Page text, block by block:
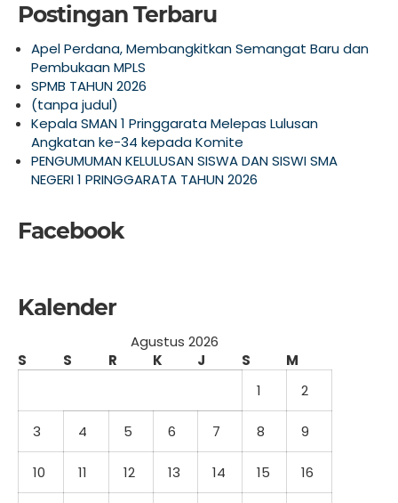
Postingan Terbaru
Apel Perdana, Membangkitkan Semangat Baru dan
Pembukaan MPLS
SPMB TAHUN 2026
(tanpa judul)
Kepala SMAN 1 Pringgarata Melepas Lulusan
Angkatan ke-34 kepada Komite
PENGUMUMAN KELULUSAN SISWA DAN SISWI SMA
NEGERI 1 PRINGGARATA TAHUN 2026
Facebook
Kalender
Agustus 2026
S
S R K J S
M
1
2
3 4 5 6 7 8 9
10 11 12 13 14 15 16